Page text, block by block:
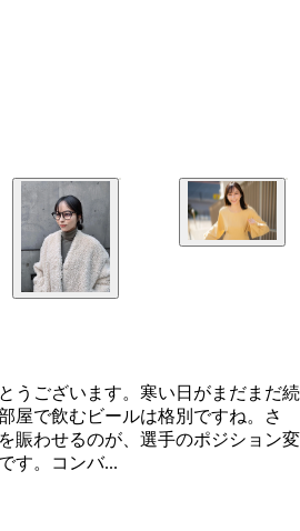
うございます。寒い日がまだまだ続
屋で飲むビールは格別ですね。さ
賑わせるのが、選手のポジション変
す。コンバ...